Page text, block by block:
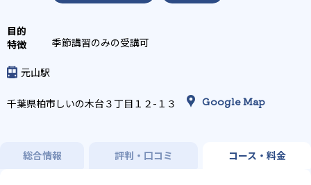
季節講習のみの受講可
元山駅
千葉県柏市しいの木台３丁目１２-１３ Google Map
総合情報 評判・口コミ コース・料金